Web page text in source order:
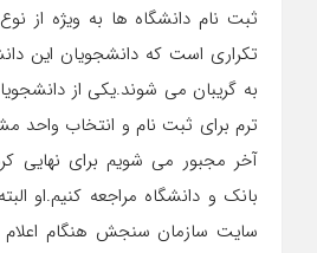
ثبت نام دانشگاه ها به ویژه از
تکراری است که دانشجویان این
به گریبان می شوند.یکی از
ترم برای ثبت نام و انتخاب واحد
آخر مجبور می شویم برای نهایی
بانک و دانشگاه مراجعه کنیم.او
سایت سازمان سنجش هنگام اعلام